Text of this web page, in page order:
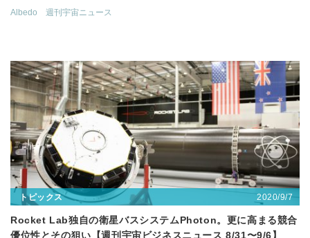
Albedo 週刊宇宙ニュース
トピックス 2020/9/7
Rocket Lab独自の衛星バスシステムPhoton。更に高まる競合
優位性とその狙い【週刊宇宙ビジネスニュース 8/31〜9/6】